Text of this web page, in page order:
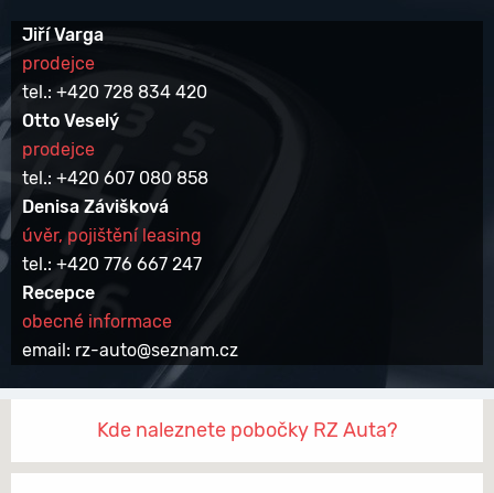
Jiří Varga
prodejce
tel.: +420 728 834 420
Otto Veselý
prodejce
tel.: +420 607 080 858
Denisa Závišková
úvěr, pojištění leasing
tel.: +420 776 667 247
Recepce
obecné informace
email: rz-auto@seznam.cz
Kde naleznete pobočky RZ Auta?